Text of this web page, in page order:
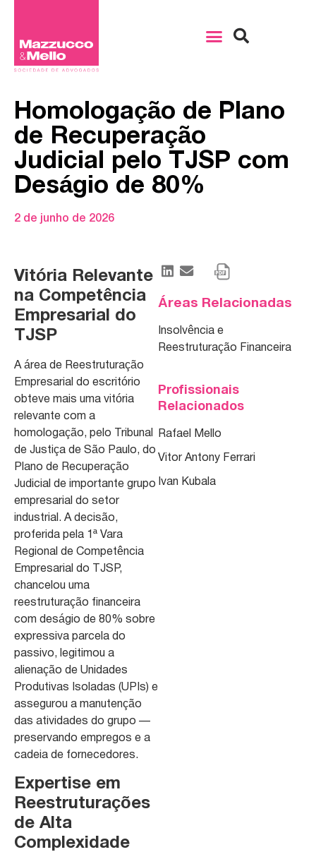
Homologação de Plano
de Recuperação
Judicial pelo TJSP com
Deságio de 80%
2 de junho de 2026
Vitória Relevante
na Competência
Empresarial do
TJSP
A área de Reestruturação
Empresarial do escritório
obteve mais uma vitória
relevante com a
homologação, pelo Tribunal
de Justiça de São Paulo, do
Plano de Recuperação
Judicial de importante grupo
empresarial do setor
industrial. A decisão,
proferida pela 1ª Vara
Regional de Competência
Empresarial do TJSP,
chancelou uma
reestruturação financeira
com deságio de 80% sobre
expressiva parcela do
passivo, legitimou a
alienação de Unidades
Produtivas Isoladas (UPIs) e
assegurou a manutenção
das atividades do grupo —
preservando empregos e a
cadeia de fornecedores.
Expertise em
Reestruturações
de Alta
Complexidade
Áreas Relacionadas
Insolvência e
Reestruturação Financeira
Profissionais
Relacionados
Rafael Mello
Vitor Antony Ferrari
Ivan Kubala